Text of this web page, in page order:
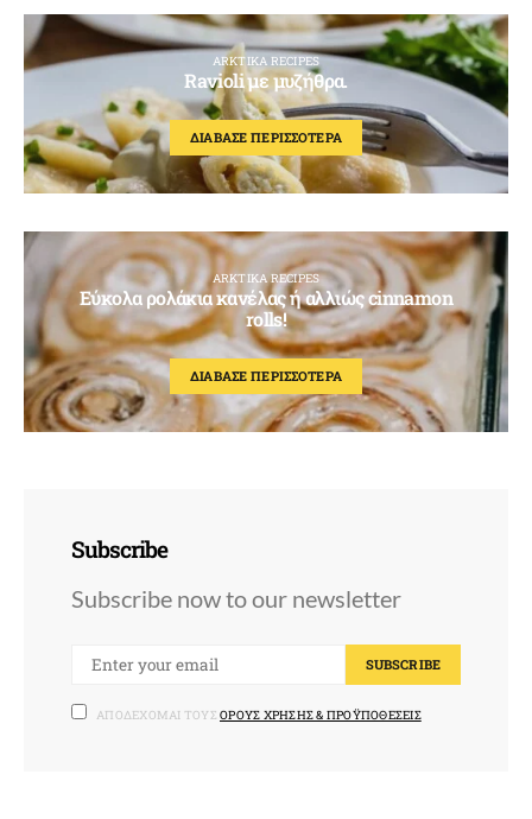
ARKTIKA RECIPES
Ravioli με μυζήθρα.
ΔΙΑΒΑΣΕ ΠΕΡΙΣΣΟΤΕΡΑ
ARKTIKA RECIPES
Εύκολα ρολάκια κανέλας ή αλλιώς cinnamon
rolls!
ΔΙΑΒΑΣΕ ΠΕΡΙΣΣΟΤΕΡΑ
Subscribe
Subscribe now to our newsletter
SUBSCRIBE
ΑΠΟΔΈΧΟΜΑΙ ΤΟΥΣ ΌΡΟΥΣ ΧΡΉΣΗΣ & ΠΡΟΫΠΟΘΈΣΕΙΣ